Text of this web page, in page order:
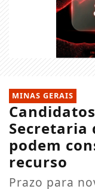
MINAS GERAIS
Secretaria
podem
recurso
Prazo para